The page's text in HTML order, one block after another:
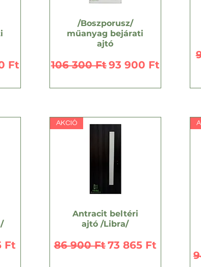
ár
Ft
/Boszporusz/
műanyag bejárati
ajtó
Szokásos ár
106 300 FtAkciós ár
93 900 Ft
ár
Ft
AKCIÓ
Antracit beltéri
ajtó /Libra/
Szokásos ár
86 900 FtAkciós ár
73 865 Ft